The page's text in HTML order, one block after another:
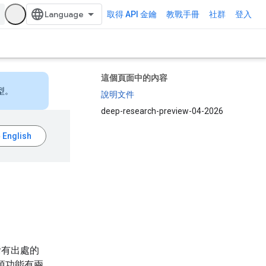
取得 API 金鑰 教戰手冊 社群 登入
這個頁面中的內容
說明文件
deep-research-preview-04-2026
出處的